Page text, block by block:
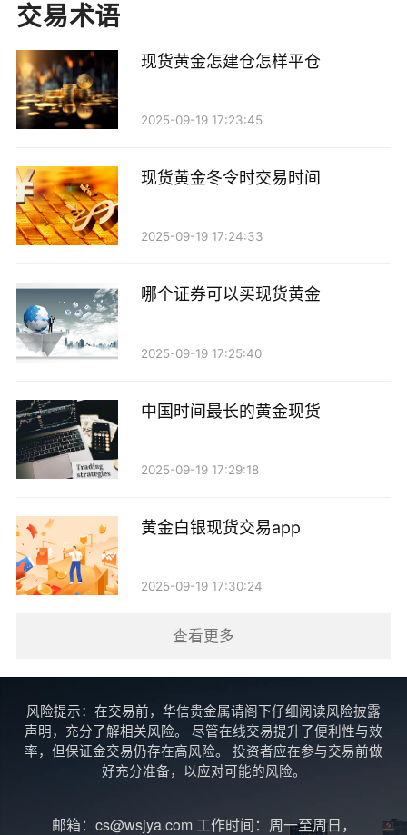
定性。
3. 评估投资时机
现货黄金的投资时机非常关键。在价格较低时买入
势是非常重要的。可以通过分析历史价格走势、技术指
标以及市场情绪来判断黄金的买入时机。
在市场出现波动时，如果黄金价格下跌，可以考虑
适量加仓；而在价格上涨时，则可以逐步减仓，以锁定
利润。
4. 理解风险管理
投资现货黄金同样需要重视风险管理。在进行黄金
投资时，应该设定止损点，以防止因市场剧烈波动而造
成的损失。同时，建议不要将所有资金都投入黄金，而
元化投资组合。
5. 关注市场动态
和相关新闻。例如，国际局势的变化、央行的政策调整
以及经济数据的发布，都可能对黄金价格产生直接影
响。因此，保持对市场信息的敏感度，及时调整投资策
略是非常重要的。
6. 寻求专业建议
对于普通投资者来说，黄金投资的复杂性可能超出
交易术语
现货黄金怎建仓怎样平仓
2025-09-19 17:23:45
现货黄金冬令时交易时间
2025-09-19 17:24:33
哪个证券可以买现货黄金
2025-09-19 17:25:40
中国时间最长的黄金现货
2025-09-19 17:29:18
黄金白银现货交易app
2025-09-19 17:30:24
查看更多
风险提示：在交易前，华信贵金属请阁下仔细阅读风险披露
声明，充分了解相关风险。 尽管在线交易提升了便利性与效
率，但保证金交易仍存在高风险。 投资者应在参与交易前做
好充分准备，以应对可能的风险。
邮箱：cs@wsjya.com 工作时间：周一至周日，